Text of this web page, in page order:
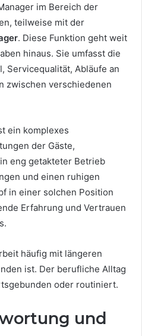
im Bereich der
teilweise mit der
. Diese Funktion geht weit
hinaus. Sie umfasst die
Servicequalität, Abläufe an
zwischen verschiedenen
ein komplexes
der Gäste,
eng getakteter Betrieb
und einen ruhigen
in einer solchen Position
Erfahrung und Vertrauen
häufig mit längeren
ist. Der berufliche Alltag
oder routiniert.
und